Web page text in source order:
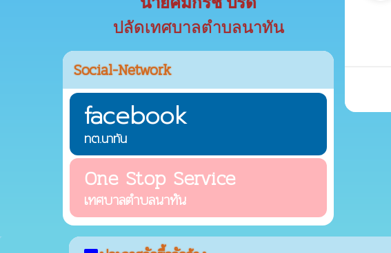
ปลัดเทศบาลตำบลนาทัน
Social-Network
facebook
ทต.นาทัน
One Stop Service
เทศบาลตำบลนาทัน